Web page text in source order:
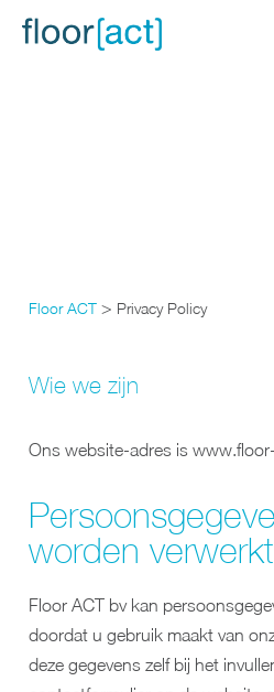
Floor ACT > Privacy Policy
Wie we zijn
Ons website-adres is
worden verwerkt
Floor ACT bv kan
doordat u gebruik maakt van
deze gegevens zelf bij het